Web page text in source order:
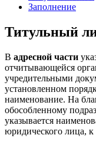
Заполнение
Титульный
В адресной части
отчитывающейся
учредительными
установленном
наименование. На
обособленному
указывается
юридического лица, к